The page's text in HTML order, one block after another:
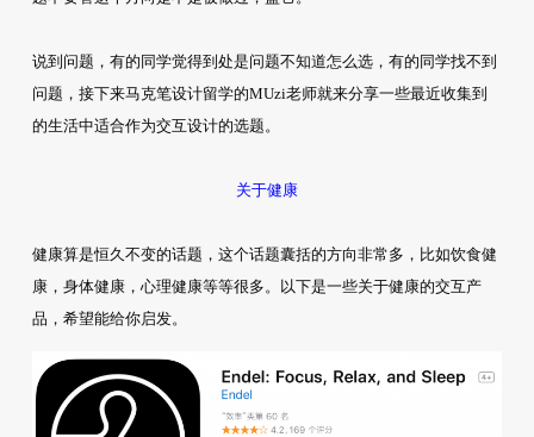
说到问题，有的同学觉得到处是问题不知道怎么选，有的同学找不到
问题，接下来马克笔设计留学的MUzi老师就来分享一些最近收集到
的生活中适合作为交互设计的选题。
关于健康
健康算是恒久不变的话题，这个话题囊括的方向非常多，比如饮食健
康，身体健康，心理健康等等很多。以下是一些关于健康的交互产
品，希望能给你启发。